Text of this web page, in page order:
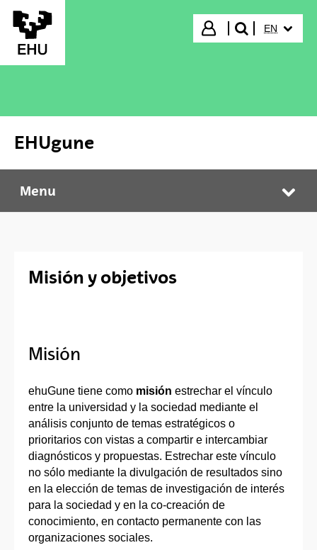
Skip to Main Content
Login
search"
EN
EHUgune
EHUgune
Menu
Misión y objetivos
Misión
ehuGune tiene como misión estrechar el vínculo
entre la universidad y la sociedad mediante el
análisis conjunto de temas estratégicos o
prioritarios con vistas a compartir e intercambiar
diagnósticos y propuestas. Estrechar este vínculo
no sólo mediante la divulgación de resultados sino
en la elección de temas de investigación de interés
para la sociedad y en la co-creación de
conocimiento, en contacto permanente con las
organizaciones sociales.